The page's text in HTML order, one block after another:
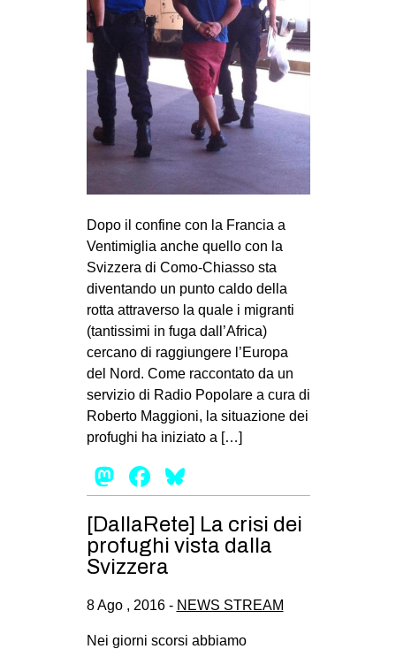
MANIFESTI
MUSICA
RECENSIONI
INTERNAZIONALE
AFRICA
EUROPA
MEDIO ORIENTE
MONDO
EVENTI
in
Fb
tw
ms
Dopo il confine con la Francia a
Ventimiglia anche quello con la
Svizzera di Como-Chiasso sta
diventando un punto caldo della
rotta attraverso la quale i migranti
(tantissimi in fuga dall’Africa)
cercano di raggiungere l’Europa
del Nord. Come raccontato da un
servizio di Radio Popolare a cura di
Roberto Maggioni, la situazione dei
profughi ha iniziato a […]
Mastodon
Facebook
[DallaRete] La crisi dei
profughi vista dalla
Svizzera
8 Ago , 2016 - NEWS STREAM
Nei giorni scorsi abbiamo